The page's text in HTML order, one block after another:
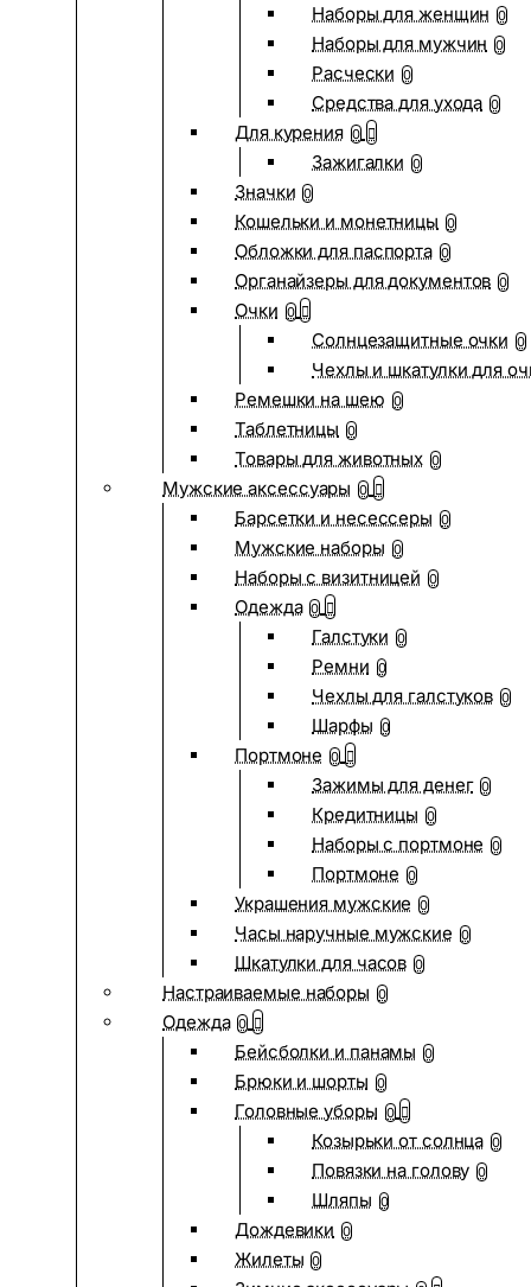
Наборы для женщин 0
Наборы для мужчин 0
Расчески 0
Средства для ухода 0
Для курения 0
Зажигалки 0
Значки 0
Кошельки и монетницы 0
Обложки для паспорта 0
Органайзеры для документов 0
Очки 0
Солнцезащитные очки 0
Чехлы и шкатулки для
Ремешки на шею 0
Таблетницы 0
Товары для животных 0
Мужские аксессуары 0
Барсетки и несессеры 0
Мужские наборы 0
Наборы с визитницей 0
Одежда 0
Галстуки 0
Ремни 0
Чехлы для галстуков 0
Шарфы 0
Портмоне 0
Зажимы для денег 0
Кредитницы 0
Наборы с портмоне 0
Портмоне 0
Украшения мужские 0
Часы наручные мужские 0
Шкатулки для часов 0
Настраиваемые наборы 0
Одежда 0
Бейсболки и панамы 0
Брюки и шорты 0
Головные уборы 0
Козырьки от солнца 0
Повязки на голову 0
Шляпы 0
Дождевики 0
Жилеты 0